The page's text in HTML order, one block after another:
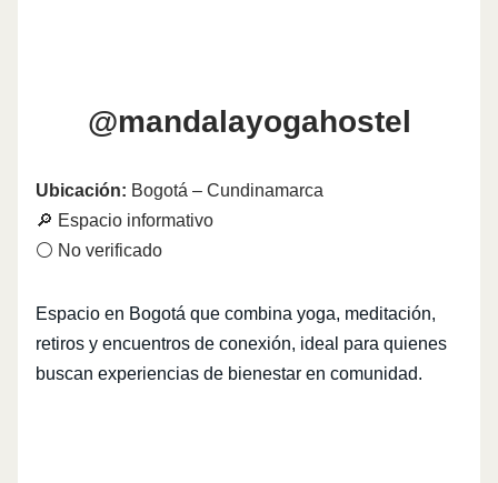
@mandalayogahostel
Ubicación: Bogotá – Cundinamarca
🔎 Espacio informativo
⚪ No verificado
Espacio en Bogotá que combina yoga, meditación,
retiros y encuentros de conexión, ideal para quienes
buscan experiencias de bienestar en comunidad.